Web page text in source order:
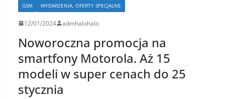
GSM WYDARZENIA, OFERTY SPECJALNE
12/01/2024 admhalohalo
Noworoczna promocja na
smartfony Motorola. Aż 15
modeli w super cenach do 25
stycznia